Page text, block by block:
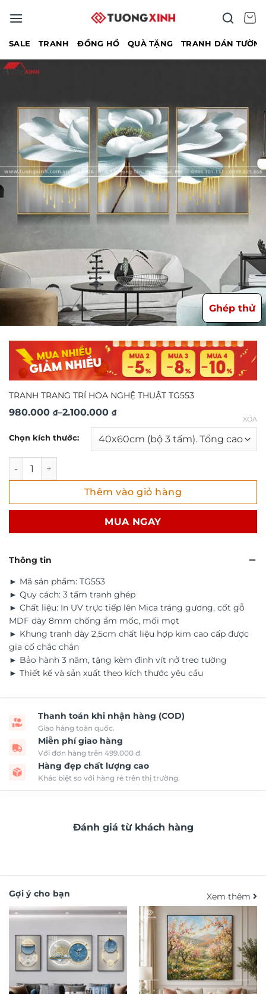
qua
SALE TRANH ĐỒNG HỒ QUÀ TẶNG TRANH DÁN
Ghép thử
TRANH TRANG TRÍ HOA NGHỆ THUẬT TG553
980.000 ₫–2.100.000 ₫
Khoảng
980.000 ₫
đến
2.100.000 ₫
Chọn kích thước:
XÓA
TRANH TRANG TRÍ HOA NGHỆ THUẬT TG553 số lượng
Thêm vào giỏ hàng
MUA NGAY
Thông tin
► Mã sản phẩm: TG553
► Quy cách: 3 tấm tranh ghép
► Chất liệu: In UV trực tiếp lên Mica tráng gương, cốt gỗ
MDF dày 8mm chống ẩm mốc, mối mọt
► Khung tranh dày 2,5cm chất liệu hợp kim cao cấp được
gia cố chắc chắn
► Bảo hành 3 năm, tặng kèm đinh vít nở treo tường
► Thiết kế và sản xuất theo kích thước yêu cầu
Thanh toán khi nhận hàng (COD)
Giao hàng toàn quốc.
Miễn phí giao hàng
Với đơn hàng trên 499.000 đ.
Hàng đẹp chất lượng cao
Khác biệt so với hàng rẻ trên thị trường.
Đánh giá từ khách hàng
Gợi ý cho bạn Xem thêm